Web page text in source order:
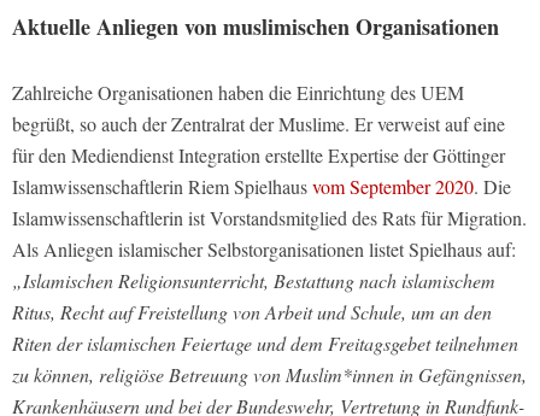
Aktuelle Anliegen von muslimischen Organisationen
Zahlreiche Organisationen haben die Einrichtung des UEM
begrüßt, so auch der Zentralrat der Muslime. Er verweist auf eine
für den Mediendienst Integration erstellte Expertise der Göttinger
Islamwissenschaftlerin Riem Spielhausvom September 2020. Die
Islamwissenschaftlerin ist Vorstandsmitglied des Rats für Migration.
Als Anliegen islamischer Selbstorganisationen listet Spielhaus auf:
„Islamischen Religionsunterricht, Bestattung nach islamischem
Ritus, Recht auf Freistellung von Arbeit und Schule, um an den
Riten der islamischen Feiertage und dem Freitagsgebet teilnehmen
zu können, religiöse Betreuung von Muslim*innen in Gefängnissen,
Krankenhäusern und bei der Bundeswehr, Vertretung in Rundfunk-